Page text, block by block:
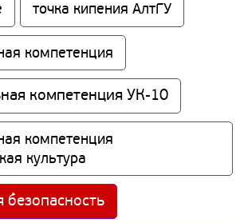
точка кипения АлтГУ
компетенция
компетенция УК-10
компетенция
культура
безопасность